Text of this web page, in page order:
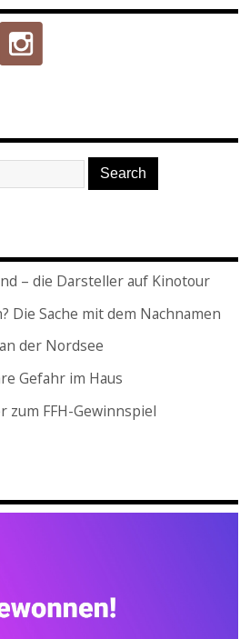
– die Darsteller auf Kinotour
Die Sache mit dem Nachnamen
der Nordsee
Gefahr im Haus
zum FFH-Gewinnspiel